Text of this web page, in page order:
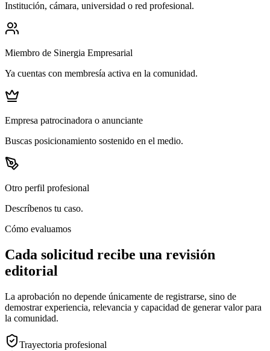
Institución, cámara, universidad o red profesional.
Miembro de Sinergia Empresarial
Ya cuentas con membresía activa en la comunidad.
Empresa patrocinadora o anunciante
Buscas posicionamiento sostenido en el medio.
Otro perfil profesional
Descríbenos tu caso.
Cómo evaluamos
Cada solicitud recibe una revisión
editorial
La aprobación no depende únicamente de registrarse, sino de
demostrar experiencia, relevancia y capacidad de generar valor para
la comunidad.
Trayectoria profesional